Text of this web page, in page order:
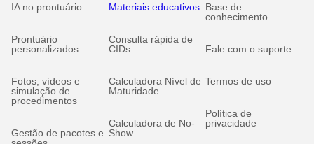
IA no prontuário
Prontuário
personalizados
Fotos, vídeos e
simulação de
procedimentos
Gestão de pacotes e
Materiais educativos
Consulta rápida de
CIDs
Calculadora Nível de
Maturidade
Calculadora de No-
Show
Base de
conhecimento
Fale com o suporte
Termos de uso
Política de
privacidade